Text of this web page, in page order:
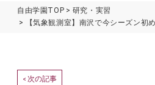
自由学園TOP
研究・実習
【気象観測室】南沢で今シーズン初
< 次の記事